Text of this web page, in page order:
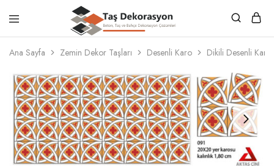
Taş
Dekorasyon
Beton,
Taş
Bahçe
Dekorasyon
Çözümleri
Ana Sayfa Zemin Dekor Taşları Desenli Karo Dikili Desenli Karo